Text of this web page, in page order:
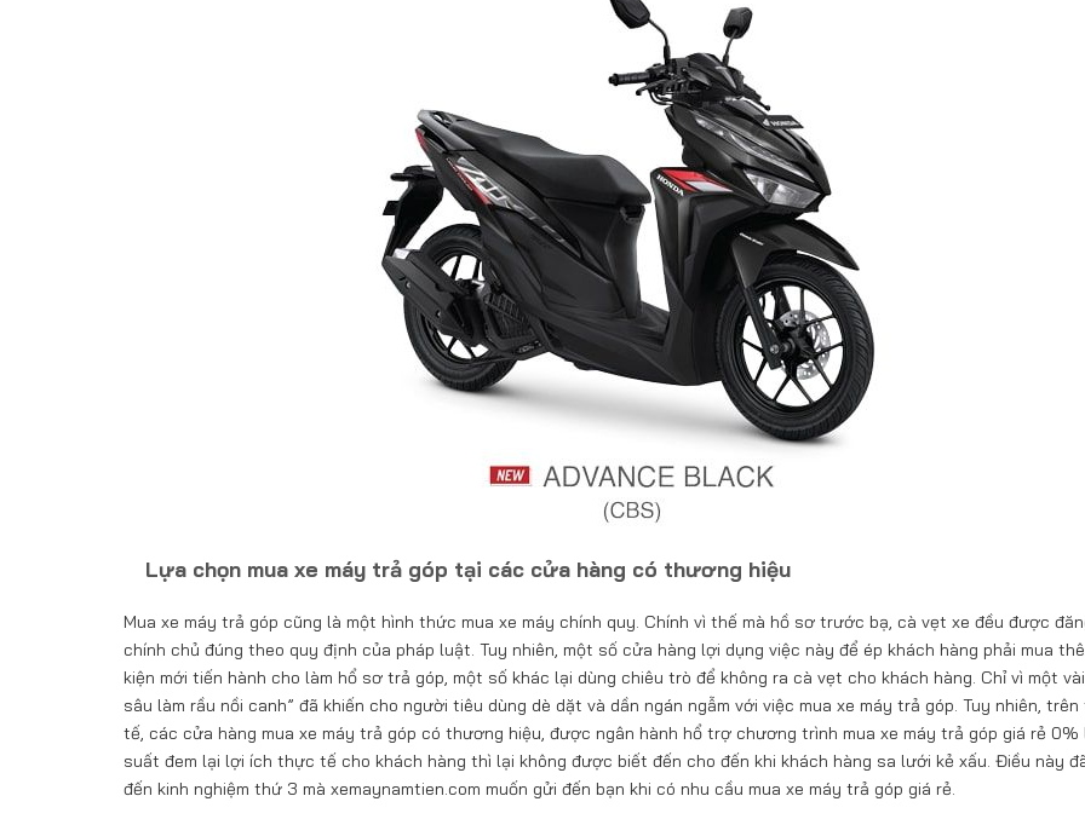
Lựa chọn mua xe máy trả góp tại các cửa hàng có thương hiệu
Mua xe máy trả góp cũng là một hình thức mua xe máy chính quy. Chính vì thế mà hồ sơ trước bạ, cà vẹt xe đều được
chính chủ đúng theo quy định của pháp luật. Tuy nhiên, một số cửa hàng lợi dụng việc này để ép khách hàng phải mua
kiện mới tiến hành cho làm hổ sơ trả góp, một số khác lại dùng chiêu trò để không ra cà vẹt cho khách hàng. Chỉ vì một vài
sâu làm rầu nồi canh” đã khiến cho người tiêu dùng dè dặt và dần ngán ngẫm với việc mua xe máy trả góp. Tuy nhiên,
tế, các cửa hàng mua xe máy trả góp có thương hiệu, được ngân hành hổ trợ chương trình mua xe máy trả góp giá rẻ 0%
suất đem lại lợi ích thực tế cho khách hàng thì lại không được biết đến cho đến khi khách hàng sa lưới kẻ xấu. Điều này
đến kinh nghiệm thứ 3 mà xemaynamtien.com muốn gửi đến bạn khi có nhu cầu mua xe máy trả góp giá rẻ.